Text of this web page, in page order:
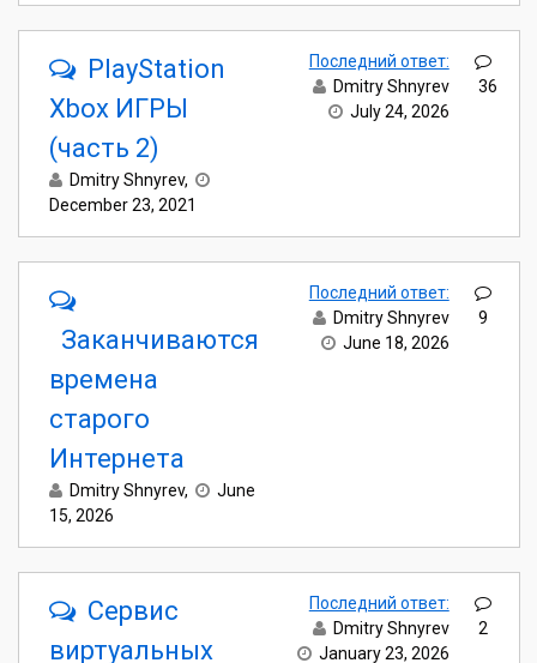
PlayStation
Xbox ИГРЫ
(часть 2)
Dmitry Shnyrev,
December 23, 2021
Последний ответ:
Dmitry Shnyrev
July 24, 2026
36
Заканчиваются
времена
старого
Интернета
Dmitry Shnyrev,
June
15, 2026
Последний ответ:
Dmitry Shnyrev
June 18, 2026
9
Сервис
виртуальных
Последний ответ:
Dmitry Shnyrev
January 23, 2026
2